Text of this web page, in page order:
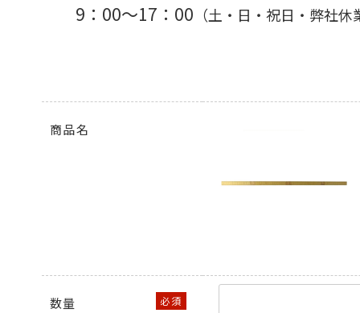
レベル・勾配測定
オプション
9：00〜17：00 （土・日・祝日・弊社
商品名
数量